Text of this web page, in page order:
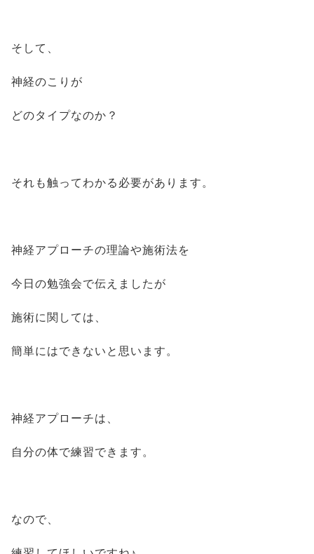
そして、
神経のこりが
どのタイプなのか？
それも触ってわかる必要があります。
神経アプローチの理論や施術法を
今日の勉強会で伝えましたが
施術に関しては、
簡単にはできないと思います。
神経アプローチは、
自分の体で練習できます。
なので、